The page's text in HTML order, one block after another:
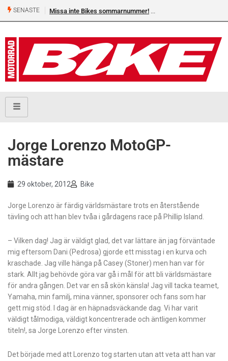
SENASTE Missa inte Bikes sommarnummer!
Jorge Lorenzo MotoGP-
mästare
29 oktober, 2012 Bike
Jorge Lorenzo är färdig världsmästare trots en återstående
tävling och att han blev tvåa i gårdagens race på Phillip Island.
– Vilken dag! Jag är väldigt glad, det var lättare än jag förväntade
mig eftersom Dani (Pedrosa) gjorde ett misstag i en kurva och
kraschade. Jag ville hänga på Casey (Stoner) men han var för
stark. Allt jag behövde göra var gå i mål för att bli världsmästare
för andra gången. Det var en så skön känsla! Jag vill tacka teamet,
Yamaha, min familj, mina vänner, sponsorer och fans som har
gett mig stöd. I dag är en häpnadsväckande dag. Vi har varit
väldigt tålmodiga, väldigt koncentrerade och äntligen kommer
titeln!, sa Jorge Lorenzo efter vinsten.
Det började med att Lorenzo tog starten utan att veta att han var